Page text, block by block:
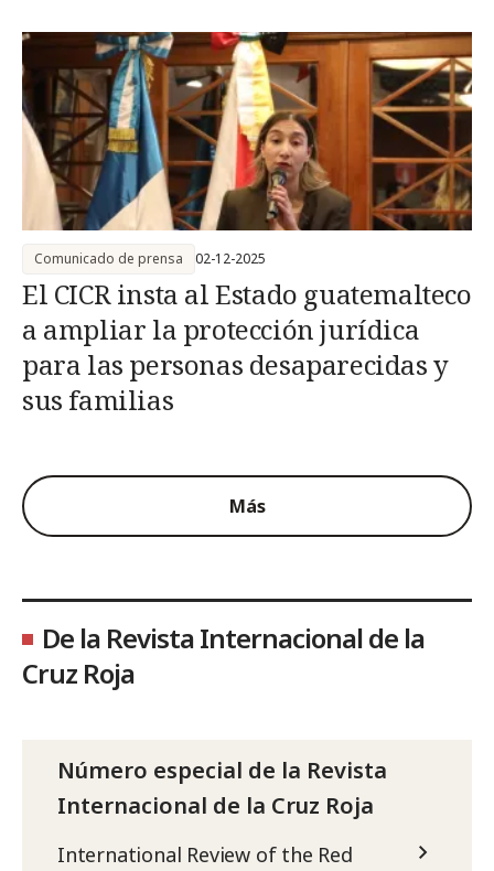
El CICR insta al Estado guatemalteco
a ampliar la protección jurídica
para las personas desaparecidas y
sus familias
Comunicado de prensa 02-12-2025
Más
De la Revista Internacional de la
Cruz Roja
Número especial de la Revista
Internacional de la Cruz Roja
International Review of the Red